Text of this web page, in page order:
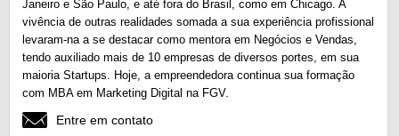
Janeiro e São Paulo, e até fora do Brasil, como em Chicago. A
vivência de outras realidades somada a sua experiência profissional
levaram-na a se destacar como mentora em Negócios e Vendas,
tendo auxiliado mais de 10 empresas de diversos portes, em sua
maioria Startups. Hoje, a empreendedora continua sua formação
com MBA em Marketing Digital na FGV.
Entre em contato